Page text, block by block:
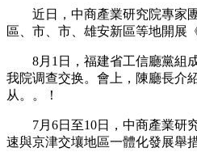
近日，中商產業研究院專家
區、市、市、雄安新區等地開展
8月1日，福建省工信廳黨組
我院调查交换。會上，陳廳長介
从。。！
7月6日至10日，中商產業研
速與京津交壤地區一體化發展舉